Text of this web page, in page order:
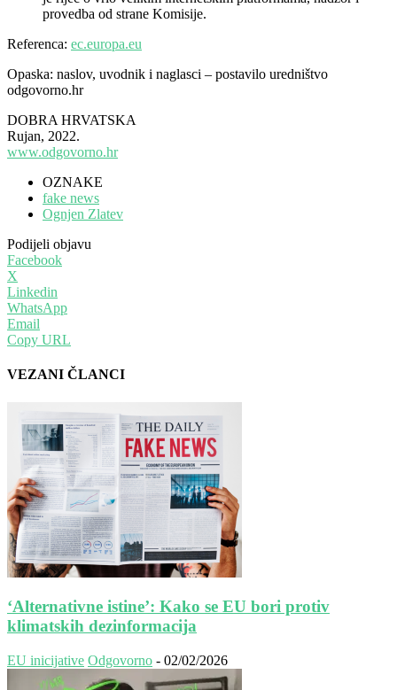
provedba od strane Komisije.
Referenca: ec.europa.eu
Opaska: naslov, uvodnik i naglasci – postavilo uredništvo
odgovorno.hr
DOBRA HRVATSKA
Rujan, 2022.
www.odgovorno.hr
OZNAKE
fake news
Ognjen Zlatev
Podijeli objavu
Facebook
X
Linkedin
WhatsApp
Email
Copy URL
VEZANI ČLANCI
‘Alternativne istine’: Kako se EU bori protiv
klimatskih dezinformacija
EU inicijative Odgovorno - 02/02/2026